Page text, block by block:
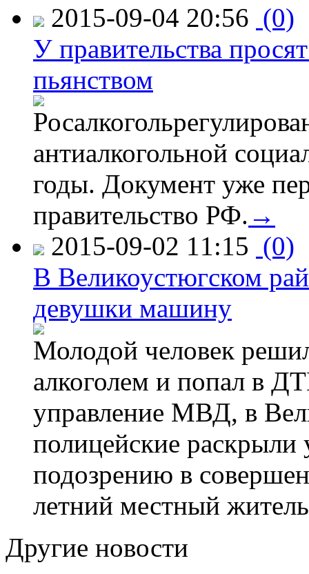
2015-09-04 20:56 (0)
У правительства
пьянством
антиалкогольной
годы. Документ уже
правительство РФ. →
2015-09-02 11:15 (0)
В Великоустюгском
девушки машину
Молодой человек
алкоголем и попал в
управление МВД, в
полицейские
подозрению в
летний местный
Другие новости